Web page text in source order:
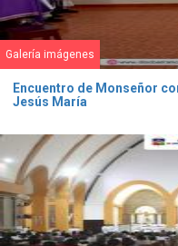
Galería imágenes
Encuentro de Monseñor
Jesús María